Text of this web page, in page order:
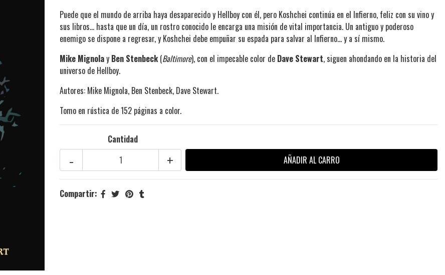
Puede que el mundo de arriba haya desaparecido y Hellboy con él, pero Koshchei continúa en el Infierno, feliz con su vino y
sus libros… hasta que un día, un rostro conocido le encarga una misión de vital importancia. Un antiguo y poderoso
enemigo se dispone a regresar, y Koshchei debe empuñar su espada para salvar al Infierno… y a sí mismo.
Mike Mignolay Ben Stenbeck(Baltimore), con el impecable color de Dave Stewart, siguen ahondando en la historia del
universo de Hellboy.
Autores: Mike Mignola, Ben Stenbeck, Dave Stewart.
Tomo en rústica de 152 páginas a color.
Cantidad
+
-
Compartir: